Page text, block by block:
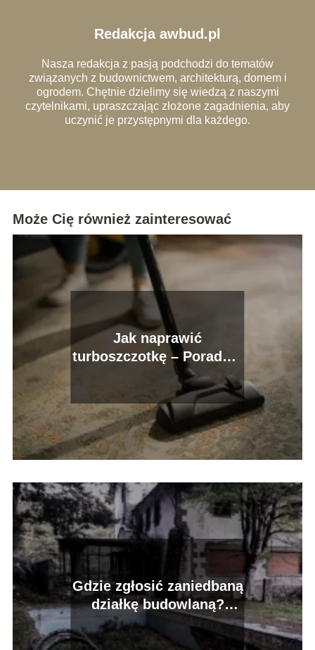
Redakcja awbud.pl
Nasza redakcja z pasją podchodzi do tematów
związanych z budownictwem, architekturą, domem i
ogrodem. Chętnie dzielimy się wiedzą z naszymi
czytelnikami, upraszczając złożone zagadnienia, aby
uczynić je przystępnymi dla każdego.
Może Cię również zainteresować
Jak naprawić
turboszczotkę – Poradnik
krok po kroku
Gdzie zgłosić zaniedbaną
działkę budowlaną?
Przepisy budowlane